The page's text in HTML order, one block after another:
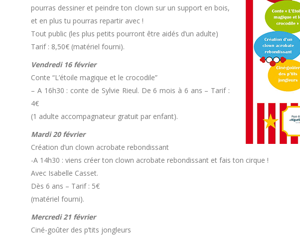
pourras dessiner et peindre ton clown sur un support en bois,
et en plus tu pourras repartir avec !
Tout public (les plus petits pourront être aidés d’un adulte)
Tarif : 8,50€ (matériel fourni).
Vendredi 16 février
Conte “L’étoile magique et le crocodile”
– A 16h30 : conte de Sylvie Rieul. De 6 mois à 6 ans – Tarif :
4€
(1 adulte accompagnateur gratuit par enfant).
Mardi 20 février
Création d’un clown acrobate rebondissant
-A 14h30 : viens créer ton clown acrobate rebondissant et fais ton cirque !
Avec Isabelle Casset.
Dès 6 ans – Tarif : 5€
(matériel fourni).
Mercredi 21 février
Ciné-goûter des p’tits jongleurs